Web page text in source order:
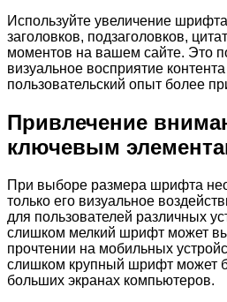
Используйте увеличение
заголовков, подзаголовков,
моментов на вашем сайте. Это
визуальное восприятие
пользовательский опыт более
Привлечение
ключевым
При выборе размера шрифта
только его визуальное
для пользователей различных
слишком мелкий шрифт может
прочтении на мобильных
слишком крупный шрифт может
больших экранах компьютеров.